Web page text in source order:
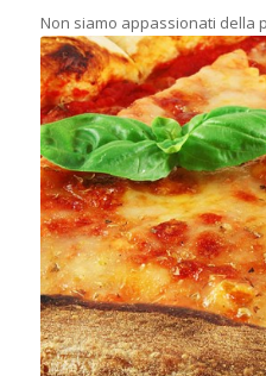
Non siamo appassionati della